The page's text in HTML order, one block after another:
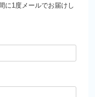
に1度メールでお届けし